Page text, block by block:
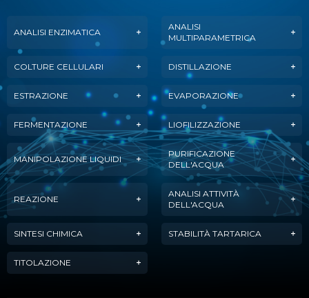
ANALISI ENZIMATICA
ANALISI
MULTIPARAMETRICA
COLTURE CELLULARI DISTILLAZIONE
ESTRAZIONE EVAPORAZIONE
FERMENTAZIONE LIOFILIZZAZIONE
MANIPOLAZIONE LIQUIDI
PURIFICAZIONE
DELL'ACQUA
REAZIONE
ANALISI ATTIVITÀ
DELL'ACQUA
SINTESI CHIMICA STABILITÀ TARTARICA
TITOLAZIONE